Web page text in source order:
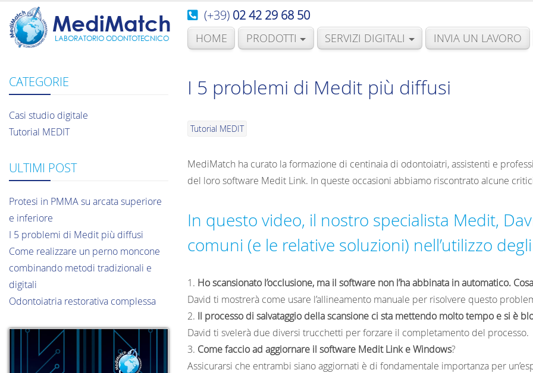
MediMatch
LABORATORIO ODONTOTECNICO
(+39) 02 42 29 68 50
HOME PRODOTTI SERVIZI DIGITALI INVIA UN LAVORO
CATEGORIE
Casi studio digitale
Tutorial MEDIT
ULTIMI POST
Protesi in PMMA su arcata superiore
e inferiore
I 5 problemi di Medit più diffusi
Come realizzare un perno moncone
combinando metodi tradizionali e
digitali
Odontoiatria restorativa complessa
I 5 problemi di Medit più diffusi
Tutorial MEDIT
MediMatch ha curato la formazione di centinaia di odontoiatri, assistenti e
del loro software Medit Link. In queste occasioni abbiamo riscontrato alcune
In questo video, il nostro specialista Medit,
comuni (e le relative soluzioni) nell’utilizzo
Ho scansionato l’occlusione, ma il software non l’ha abbinata in automatico.
David ti mostrerà come usare l’allineamento manuale per risolvere questo
Il processo di salvataggio della scansione ci sta mettendo molto tempo e si è
David ti svelerà due diversi trucchetti per forzare il completamento del processo.
Come faccio ad aggiornare il software Medit Link e Windows?
Assicurarsi che entrambi siano aggiornati è di fondamentale importanza per